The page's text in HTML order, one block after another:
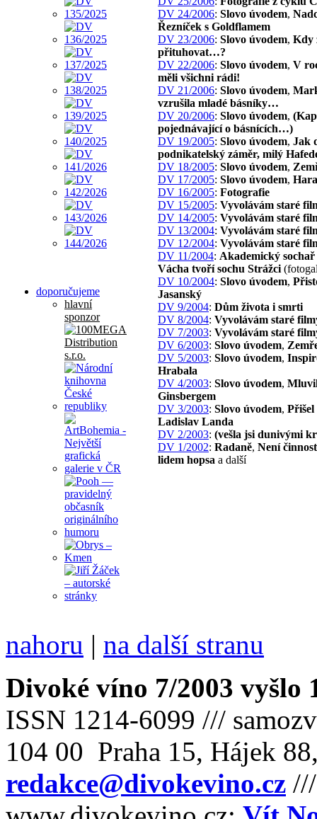
doporučujeme
hlavní
sponzor
DV 24/2006: Slovo úvodem,
Řezníček s Goldflamem
DV 23/2006: Slovo úvodem, Kdy
přituhovat…?
DV 22/2006: Slovo úvodem, V
měli všichni rádi!
DV 21/2006: Slovo úvodem,
vzrušila mladé básníky…
DV 20/2006: Slovo úvodem,
pojednávající o básnících…)
DV 19/2005: Slovo úvodem, Jak
podnikatelský záměr, milý
DV 18/2005: Slovo úvodem,
DV 17/2005: Slovo úvodem,
DV 16/2005: Fotografie
DV 15/2005: Vyvolávám staré
DV 14/2005: Vyvolávám staré
DV 13/2004: Vyvolávám staré
DV 12/2004: Vyvolávám staré
DV 11/2004: Akademický
Vácha tvoří sochu Strážci
DV 10/2004: Slovo úvodem,
Jasanský
DV 9/2004: Dům života i smrti
DV 8/2004: Vyvolávám staré
DV 7/2003: Vyvolávám staré
DV 6/2003: Slovo úvodem,
DV 5/2003: Slovo úvodem,
Hrabala
DV 4/2003: Slovo úvodem,
Ginsbergem
DV 3/2003: Slovo úvodem,
Ladislav Landa
DV 2/2003: (vešla jsi dunivými
DV 1/2002: Radaně, Není
lidem hopsa a další
nahoru | na další stranu
Divoké víno 7/2003 vyšlo
ISSN 1214-6099 ///
104 00 Praha 15, Hájek
redakce@divokevino.cz